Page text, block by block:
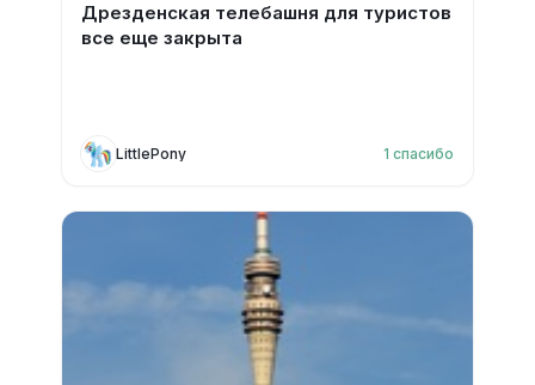
Дрезденская телебашня для туристов
все еще закрыта
LittlePony 1 спасибо